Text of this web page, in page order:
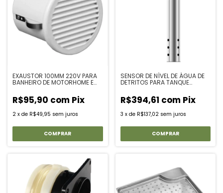
EXAUSTOR 100MM 220V PARA
BANHEIRO DE MOTORHOME E
R$95,90 com Pix
2 x de R$49,95 sem juros
SENSOR DE NÍVEL DE ÁGUA DE
DETRITOS PARA TANQUE
R$394,61 com Pix
3 x de R$137,02 sem juros